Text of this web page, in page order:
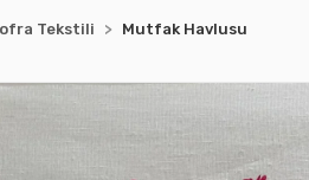
Tekstili Mutfak Havlusu